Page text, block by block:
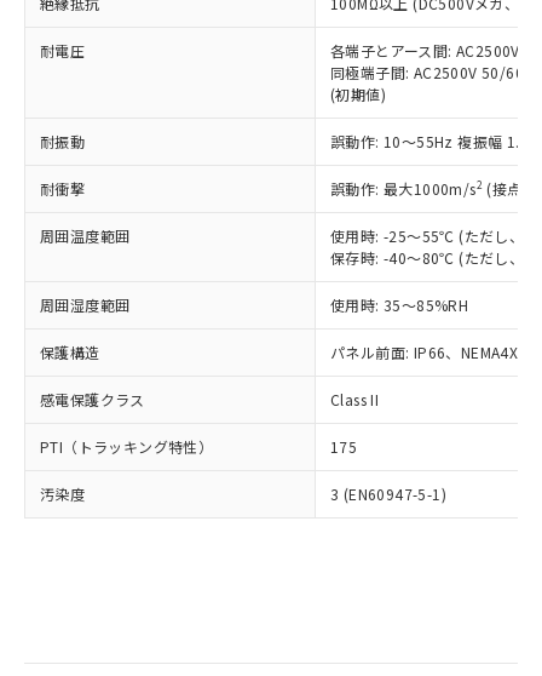
耐電圧
各端子とアース間: AC2500V
同極端子間: AC2500V 50/
(初期値)
耐振動 誤動作: 10～55Hz 複振幅
耐衝撃 誤動作: 最大1000m/s2 (接点
周囲温度範囲
使用時: -25～55℃ (ただし、氷
保存時: -40～80℃ (ただし、氷
周囲湿度範囲 使用時: 35～85%RH
保護構造 パネル前面: IP66、NEMA4X,
感電保護クラス Class II
PTI（トラッキング特性） 175
汚染度 3 (EN60947-5-1)
準価格とは異なる場合があることをご
正式な納期状況および標準価格はお客
様のお取引先、またはお客様担当のオ
オムロン制御機器販売店や当社販売拠
販売ネットワーク
」をご確認
在庫状況および標準価格結果を当社の
事前の承諾なく第三者に漏洩または開
示しないようお願いします。
マイパーツ機能（部品リスト作成サー
ビス）をご利用いただくには、I-Web
メンバーズにご登録されている必要が
あります。
登録された部品リストについて、当社
および当社の共同利用者が、当社の製
品・サービスに関するお客様との取
指します。
六価クロム(Cr(Ⅵ)) 1000ppm以下、ポリ臭化ビフェニル
(PBDE) 1000ppm以下、フタル酸ビス(2-エチルヘキシ
ル) (DEHP)(別名：DOP) 1000ppm以下、フタル酸ブチ
ルベンジル（BBP） 1000ppm以下、フタル酸ジブチル
（DBP） 1000ppm以下、フタル酸ジイソブチル
但し、RoHS指令で産業用監視および制御機器に対する
フタル酸エステル類の４物質については閾値を超える意
図的な使用がないことを確認しています。
部品在庫の切り替え状況などにより、予定
月が前後することがあります。
※3 非含有証明書ダウンロード
下記の非含有証明書をダウンロードするこ
とができます。
Cr(Ⅵ)(六価クロム) : 1000ppm、 PBBs(ポリ臭化ビフェ
ニル類) : 1000ppm、 PBDEs(ポリ臭化ジフェニルエーテ
DBP(フタル酸ジブチル) : 1000ppm、 DIBP(フタル酸ジ
DEHP(フタル酸ビス(2-エチルヘキシル)) : 1000ppm
「ｅ」：有害物質（10物質）のすべてが基
準値以下であることを示します。
「10」：通常の使用状況下において有害物
質が外部に漏えいし、環境に深刻な影響を
及ぼさない年数を意味します。
「－」：未確認です。当社販売部門へお問
可)を取得するなどの必要な手続きを
当社は規制貨物を破棄する場合は、完
全に破砕するなど、違法に輸出されな
いよう必要な手段を講じます。
当社は貴社製品を、核兵器、ミサイ
ル、化学兵器、生物兵器またはその他
武器並びにこれらの製造装置等に一切
当社は、貴社製品を第三者に販売する
場合は、上記1、2および3の内容を当
該第三者に通知します。また当社は、
販売先および販売に係わる関係者が違
法に輸出するおそれがある場合は、取
り引きをいたしません。
一定数以上の在庫あり
一定数には満たないが在庫あり
いては、お客様のお取引先、ま
たはお客様担当のオムロン制御
機器販売店・当社販売員にご確
受注生産機種、また在庫状況の
情報を公開していない機種